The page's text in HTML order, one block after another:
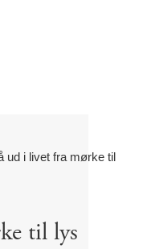
ud i livet fra mørke til
til lys